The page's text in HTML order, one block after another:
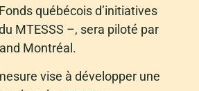
québécois d’initiatives
MTESSS –, sera piloté par
Montréal.
vise à développer une